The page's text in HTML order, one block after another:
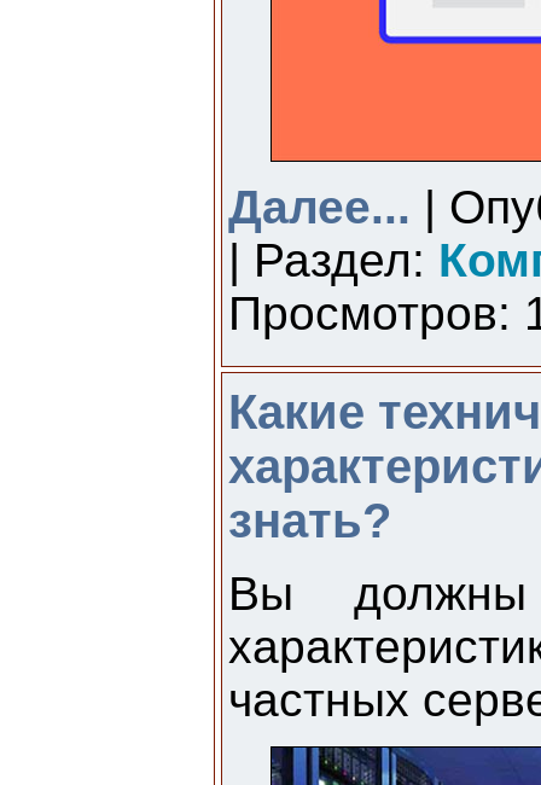
Далее... |
| Раздел:
Просмотров:
Какие
знать?
Вы должны
частных